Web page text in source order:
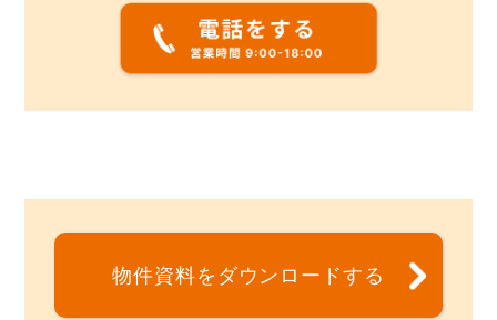
物件資料をダウンロードする